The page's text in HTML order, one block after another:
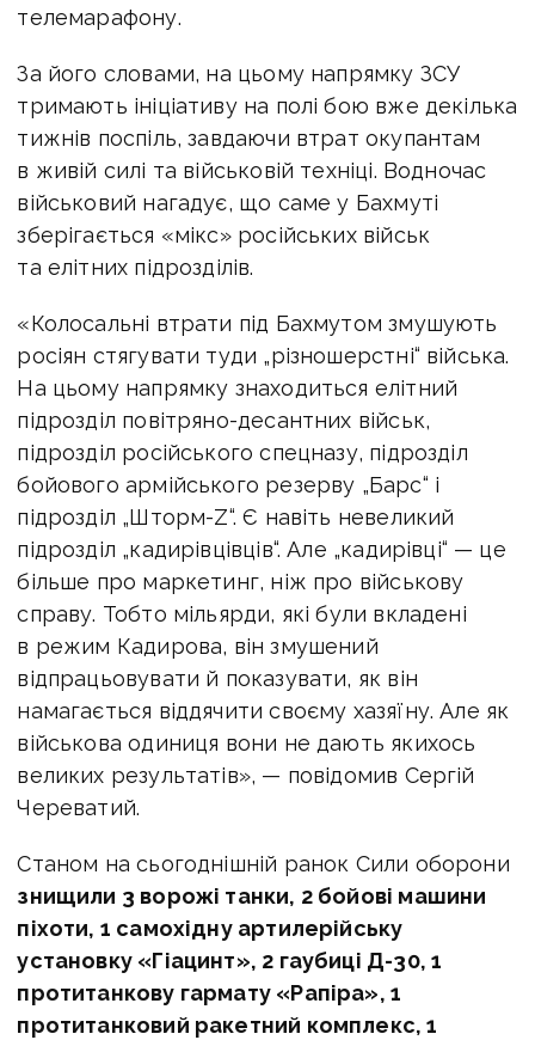
телемарафону.
За його словами, на цьому напрямку ЗСУ
тримають ініціативу на полі бою вже декілька
тижнів поспіль, завдаючи втрат окупантам
в живій силі та військовій техніці. Водночас
військовий нагадує, що саме у Бахмуті
зберігається «мікс» російських військ
та елітних підрозділів.
«Колосальні втрати під Бахмутом змушують
росіян стягувати туди „різношерстні“ війська.
На цьому напрямку знаходиться елітний
підрозділ повітряно-десантних військ,
підрозділ російського спецназу, підрозділ
бойового армійського резерву „Барс“ і
підрозділ „Шторм-Z“. Є навіть невеликий
підрозділ „кадирівцівців“. Але „кадирівці“ — це
більше про маркетинг, ніж про військову
справу. Тобто мільярди, які були вкладені
в режим Кадирова, він змушений
відпрацьовувати й показувати, як він
намагається віддячити своєму хазяїну. Але як
військова одиниця вони не дають якихось
великих результатів», — повідомив Сергій
Череватий.
Станом на сьогоднішній ранок Сили оборони
знищили 3 ворожі танки, 2 бойові машини
піхоти, 1 самохідну артилерійську
установку «Гіацинт», 2 гаубиці Д-30, 1
протитанкову гармату «Рапіра», 1
протитанковий ракетний комплекс, 1